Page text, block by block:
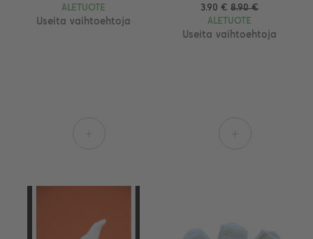
ALETUOTE
Useita vaihtoehtoja
3.90 € 8.90 €
ALETUOTE
Useita vaihtoehtoja